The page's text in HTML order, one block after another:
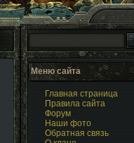
Меню сайта
Главная страница
Правила сайта
Форум
Наши фото
Обратная связь